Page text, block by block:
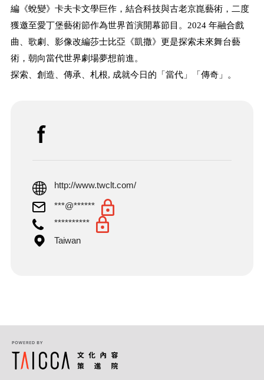
http://www.twclt.com/
***@******
**********
Taiwan
編《蛻變》卡夫卡文學巨作，結合科技與古老京崑藝術，二度
獲邀至愛丁堡藝術節作為世界首演開幕節目。2024 年融合戲
曲、歌劇、影像改編莎士比亞《凱撒》更是探索未來舞台藝
術，朝向當代世界劇場夢想前進。
探索、創造、傳承、札根, 成就今日的「當代」「傳奇」。